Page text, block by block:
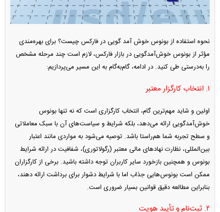
نحوه استفاده از بونوس خوش آمد گویی در فارکس چیست؟ برای بهره‌مندی
مؤثر از بونوس خوش‌آمدگویی در بازار فارکس، لازم است چند مرحله مشخص
را به‌درستی طی کنید. در ادامه، گام‌به‌گام به این مسیر می‌پردازیم:
۱. انتخاب کارگزار معتبر
اولین و شاید مهم‌ترین گام، انتخاب کارگزاری است که نه تنها بونوس
خوش‌آمدگویی ارائه می‌دهد، بلکه شرایط و سیاست‌های آن با سبک معاملاتی
و سطح تجربه شما هم‌راستا باشد. توصیه می‌شود به مواردی مانند اعتبار
بین‌المللی، نظارت نهادهای مالی معتبر (رگولاتوری)، شفافیت در ارائه شرایط
بونوس و همچنین بازخورد سایر کاربران توجه داشته باشید. برخی از کارگزاران
ممکن است بونوس‌هایی جذاب اما با شرایط دشوار برای برداشت ارائه دهند،
بنابراین مطالعه دقیق قوانین بسیار ضروری است.
۲. ثبت‌نام و تأیید هویت